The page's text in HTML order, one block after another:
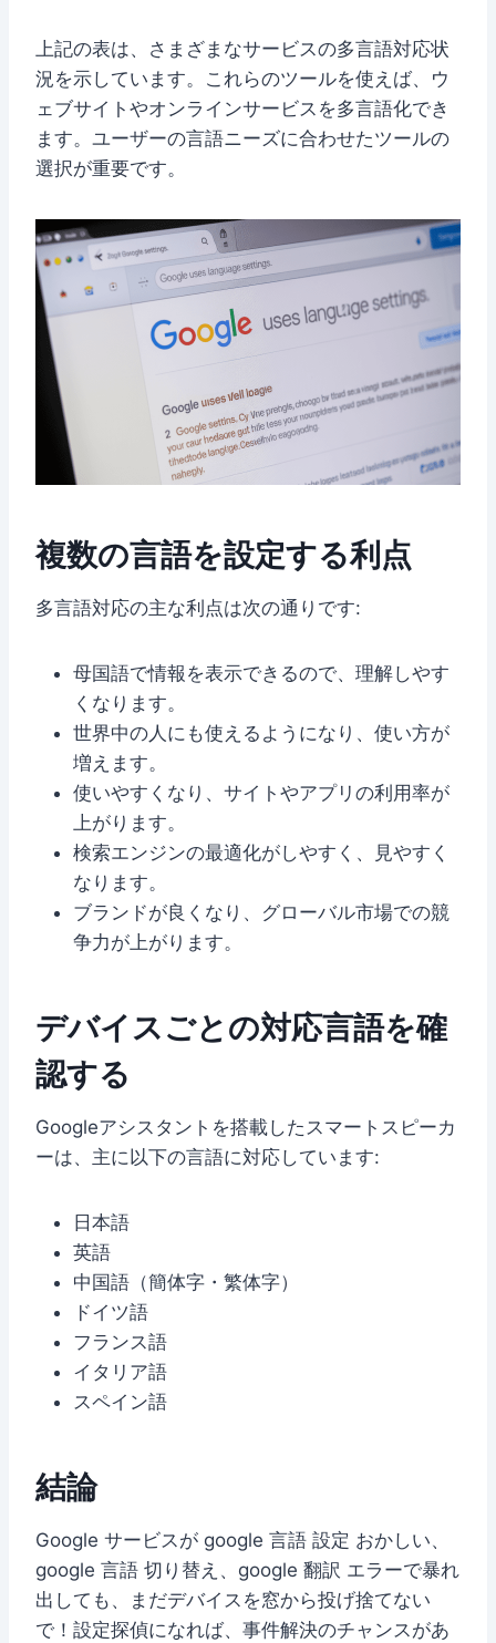
上記の表は、さまざまなサービスの多言語対応状
況を示しています。これらのツールを使えば、ウ
ェブサイトやオンラインサービスを多言語化でき
ます。ユーザーの言語ニーズに合わせたツールの
選択が重要です。
複数の言語を設定する利点
多言語対応の主な利点は次の通りです:
母国語で情報を表示できるので、理解しやす
くなります。
世界中の人にも使えるようになり、使い方が
増えます。
使いやすくなり、サイトやアプリの利用率が
上がります。
検索エンジンの最適化がしやすく、見やすく
なります。
ブランドが良くなり、グローバル市場での競
争力が上がります。
デバイスごとの対応言語を確
認する
Googleアシスタントを搭載したスマートスピーカ
ーは、主に以下の言語に対応しています:
日本語
英語
中国語（簡体字・繁体字）
ドイツ語
フランス語
イタリア語
スペイン語
結論
Google サービスが google 言語 設定 おかしい、
google 言語 切り替え、google 翻訳 エラーで暴れ
出しても、まだデバイスを窓から投げ捨てない
で！設定探偵になれば、事件解決のチャンスがあ